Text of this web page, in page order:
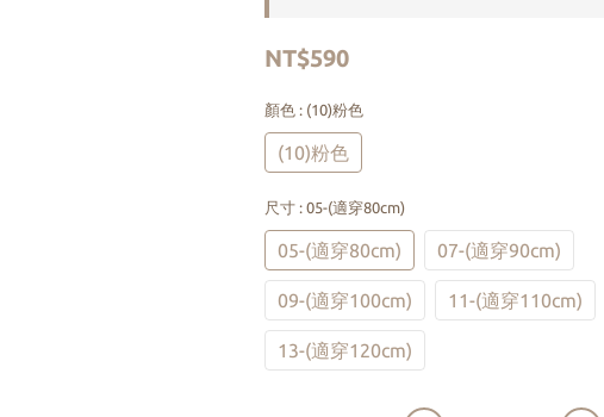
NT$590
顏色 : (10)粉色
(10)粉色
尺寸 : 05-(適穿80cm)
05-(適穿80cm) 07-(適穿90cm)
09-(適穿100cm) 11-(適穿110cm)
13-(適穿120cm)